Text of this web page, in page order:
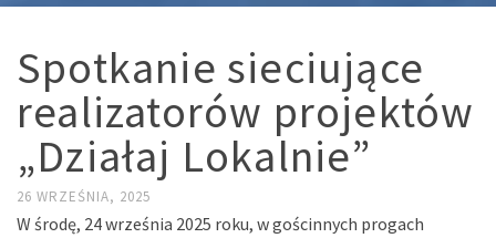
Spotkanie sieciujące
realizatorów projektów
„Działaj Lokalnie”
26 WRZEŚNIA, 2025
W środę, 24 września 2025 roku, w gościnnych progach